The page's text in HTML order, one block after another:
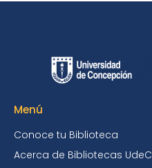
Menú
Conoce tu Biblioteca
Acerca de Bibliotecas UdeC